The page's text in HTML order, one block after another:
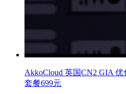
AkkoCloud 英国CN2 GIA
套餐699元